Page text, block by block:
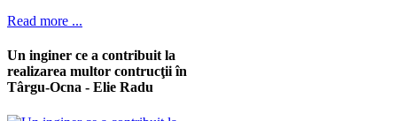
Read more ...
Un inginer ce a contribuit la
realizarea multor contrucţii în
Târgu-Ocna - Elie Radu